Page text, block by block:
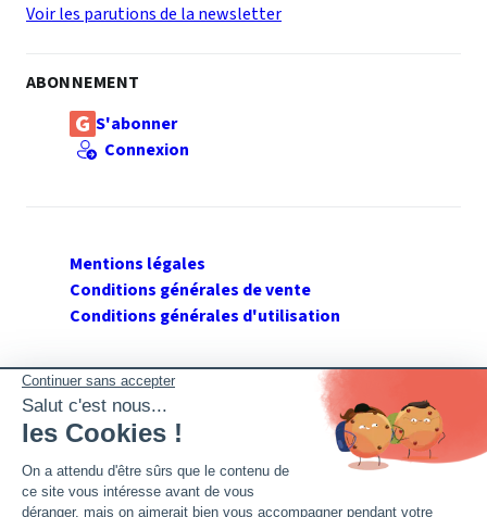
Voir les parutions de la newsletter
ABONNEMENT
S'abonner
Connexion
Mentions légales
Conditions générales de vente
Conditions générales d'utilisation
SUIVEZ GERANT DE SARL